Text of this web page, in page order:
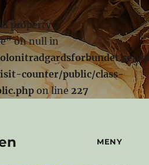
property
on null in
counter/public/class-
on line 227
MENY